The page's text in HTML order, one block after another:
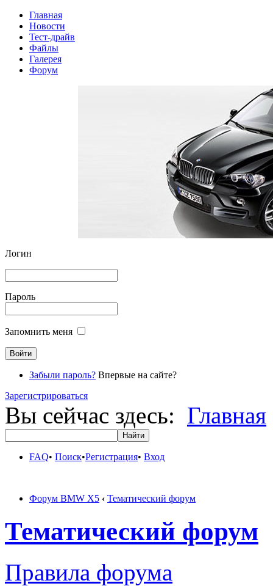
Главная
Новости
Тест-драйв
Файлы
Галерея
Форум
Логин
Пароль
Запомнить меня
Забыли пароль? Впервые на сайте?
Зарегистрироваться
Вы сейчас здесь: Главная
FAQ• Поиск•Регистрация• Вход
Форум BMW X5 ‹ Тематический форум
Тематический форум
Правила форума